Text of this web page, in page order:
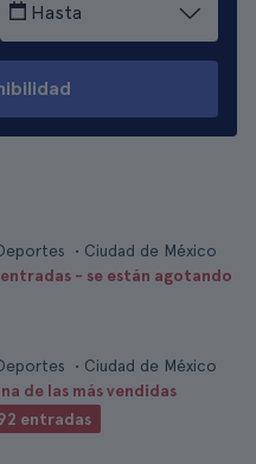
Hasta
• Ciudad de México
- se están agotando
• Ciudad de México
de las más vendidas
entradas